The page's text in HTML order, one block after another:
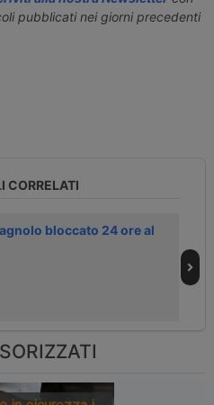
pubblicati nei giorni precedenti
CORRELATI
bloccato 24 ore al